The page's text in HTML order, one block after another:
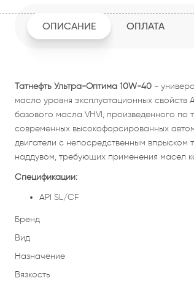
ОПИСАНИЕ ОПЛАТА
Татнефть Ультра-Оптима 10W-40-
масло уровня эксплуатационных свойств
базового масла VHVI, произведенного по
современных высокофорсированных
двигатели с непосредственным впрыском
наддувом, требующих применения масел
Спецификации:
API SL/CF
Бренд
Вид
Назначение
Вязкость